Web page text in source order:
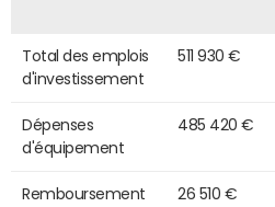
Total des emplois
d'investissement
511 930 €
Dépenses
d'équipement
485 420 €
Remboursement
26 510 €